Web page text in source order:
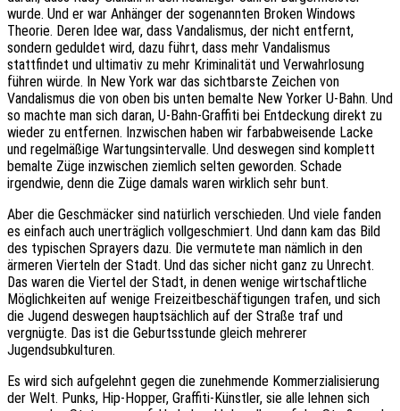
wurde. Und er war Anhänger der sogenannten Broken Windows
Theorie. Deren Idee war, dass Vandalismus, der nicht entfernt,
sondern geduldet wird, dazu führt, dass mehr Vandalismus
stattfindet und ultimativ zu mehr Kriminalität und Verwahrlosung
führen würde. In New York war das sichtbarste Zeichen von
Vandalismus die von oben bis unten bemalte New Yorker U-Bahn. Und
so machte man sich daran, U-Bahn-Graffiti bei Entdeckung direkt zu
wieder zu entfernen. Inzwischen haben wir farbabweisende Lacke
und regelmäßige Wartungsintervalle. Und deswegen sind komplett
bemalte Züge inzwischen ziemlich selten geworden. Schade
irgendwie, denn die Züge damals waren wirklich sehr bunt.
Aber die Geschmäcker sind natürlich verschieden. Und viele fanden
es einfach auch unerträglich vollgeschmiert. Und dann kam das Bild
des typischen Sprayers dazu. Die vermutete man nämlich in den
ärmeren Vierteln der Stadt. Und das sicher nicht ganz zu Unrecht.
Das waren die Viertel der Stadt, in denen wenige wirtschaftliche
Möglichkeiten auf wenige Freizeitbeschäftigungen trafen, und sich
die Jugend deswegen hauptsächlich auf der Straße traf und
vergnügte. Das ist die Geburtsstunde gleich mehrerer
Jugendsubkulturen.
Es wird sich aufgelehnt gegen die zunehmende Kommerzialisierung
der Welt. Punks, Hip-Hopper, Graffiti-Künstler, sie alle lehnen sich